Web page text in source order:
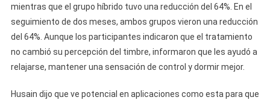
mientras que el grupo híbrido tuvo una reducción del 64%. En el
seguimiento de dos meses, ambos grupos vieron una reducción
del 64%. Aunque los participantes indicaron que el tratamiento
no cambió su percepción del timbre, informaron que les ayudó a
relajarse, mantener una sensación de control y dormir mejor.
Husain dijo que ve potencial en aplicaciones como esta para que